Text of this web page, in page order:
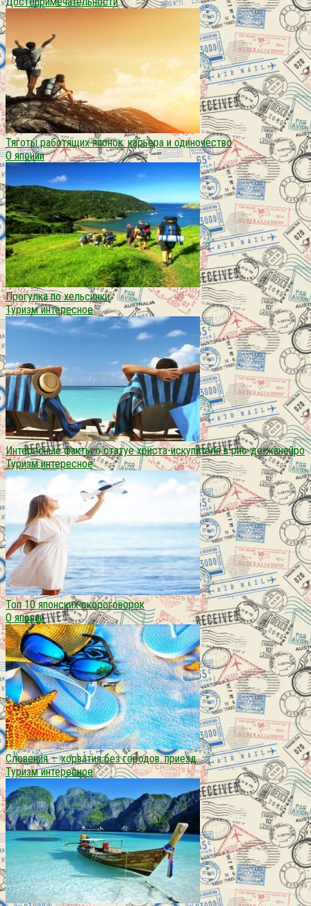
Тяготы работящих японок: карьера и одиночество
О японии
Прогулка по хельсинки
Туризм интересное
Интересные факты о статуе христа-искупителя в рио-де-жанейро
Туризм интересное
Топ 10 японских скороговорок
О японии
Словения — хорватия без городов. приезд
Туризм интересное